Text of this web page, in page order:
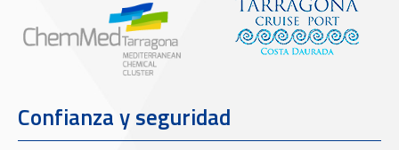
Confianza y seguridad